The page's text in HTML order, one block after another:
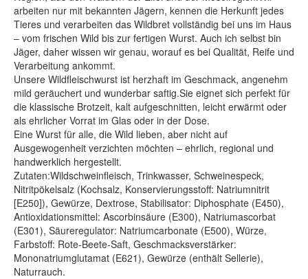
arbeiten nur mit bekannten Jägern, kennen die Herkunft jedes
Tieres und verarbeiten das Wildbret vollständig bei uns im Haus
– vom frischen Wild bis zur fertigen Wurst. Auch ich selbst bin
Jäger, daher wissen wir genau, worauf es bei Qualität, Reife und
Verarbeitung ankommt.
Unsere Wildfleischwurst ist herzhaft im Geschmack, angenehm
mild geräuchert und wunderbar saftig.Sie eignet sich perfekt für
die klassische Brotzeit, kalt aufgeschnitten, leicht erwärmt oder
als ehrlicher Vorrat im Glas oder in der Dose.
Eine Wurst für alle, die Wild lieben, aber nicht auf
Ausgewogenheit verzichten möchten – ehrlich, regional und
handwerklich hergestellt.
Zutaten:Wildschweinfleisch, Trinkwasser, Schweinespeck,
Nitritpökelsalz (Kochsalz, Konservierungsstoff: Natriumnitrit
[E250]), Gewürze, Dextrose, Stabilisator: Diphosphate (E450),
Antioxidationsmittel: Ascorbinsäure (E300), Natriumascorbat
(E301), Säureregulator: Natriumcarbonate (E500), Würze,
Farbstoff: Rote-Beete-Saft, Geschmacksverstärker:
Mononatriumglutamat (E621), Gewürze (enthält Sellerie),
Naturrauch.